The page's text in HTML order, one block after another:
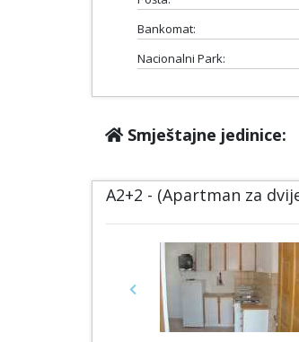
Bankomat:
Nacionalni Park:
Smještajne jedinice:
A2+2 - (Apartman za
Previous